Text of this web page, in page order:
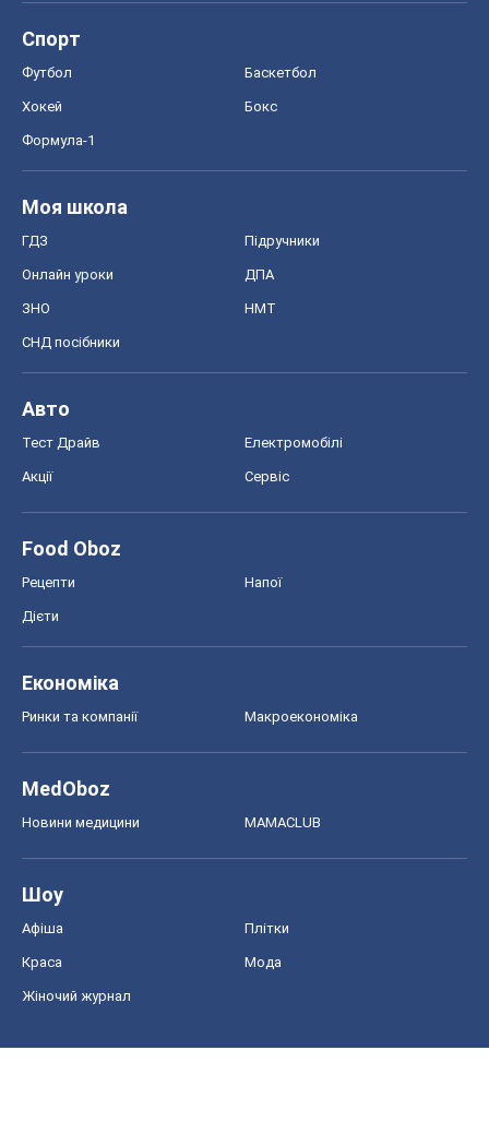
Спорт
Футбол Баскетбол
Хокей Бокс
Формула-1
Моя школа
ГДЗ Підручники
Онлайн уроки ДПА
ЗНО НМТ
СНД посібники
Авто
Тест Драйв Електромобілі
Акції Сервіс
Food Oboz
Рецепти Напої
Дієти
Економіка
Ринки та компанії Макроекономіка
MedOboz
Новини медицини MAMACLUB
Шоу
Афіша Плітки
Краса Мода
Жіночий журнал